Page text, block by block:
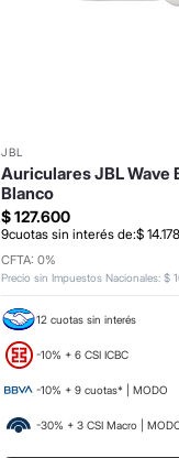
JBL
Auriculares JBL Wave
Blanco
$127.600
9cuotas sin interés de:$ 14.178
CFTA: 0%
Precio sin Impuestos Nacionales: $
12 cuotas sin interés
-10% + 6 CSI ICBC
-10% + 9 cuotas* | MODO
-30% + 3 CSI Macro |